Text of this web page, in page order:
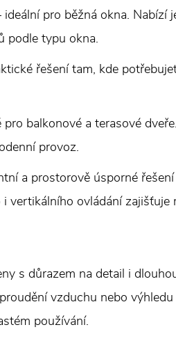
ideální pro běžná okna. Nabízí
podle typu okna.
řešení tam, kde
pro balkonové a terasové
provoz.
a prostorově úsporné
vertikálního ovládání zajišťuje
s důrazem na detail i
vzduchu nebo
používání.